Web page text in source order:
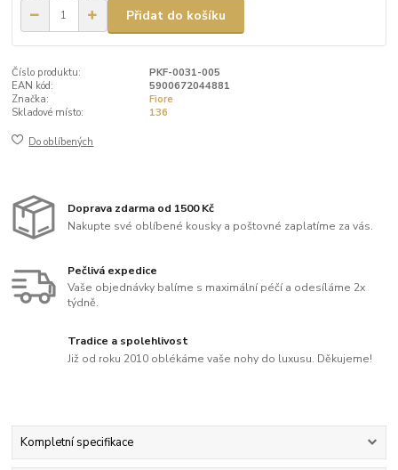
Přidat do košíku
Číslo produktu:
PKF-0031-005
EAN kód:
5900672044881
Značka:
Fiore
Skladové místo:
136
Do oblíbených
Doprava zdarma od 1500 Kč
Nakupte své oblíbené kousky a poštovné zaplatíme za vás.
Pečlivá expedice
Vaše objednávky balíme s maximální péčí a odesíláme 2x
týdně.
Tradice a spolehlivost
Již od roku 2010 oblékáme vaše nohy do luxusu. Děkujeme!
Kompletní specifikace